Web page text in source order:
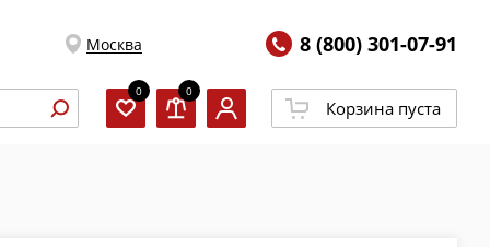
Москва 8 (800) 301-07-91
0 0
Корзина пуста